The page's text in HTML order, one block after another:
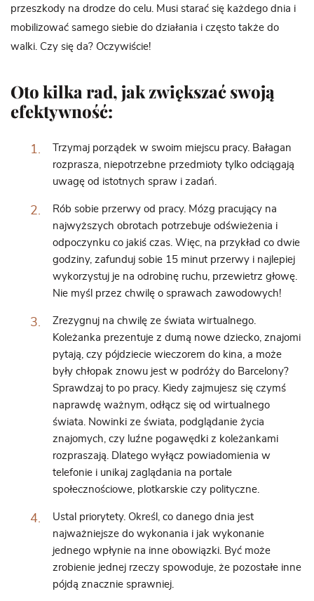
przeszkody na drodze do celu. Musi starać się każdego dnia i
mobilizować samego siebie do działania i często także do
walki. Czy się da? Oczywiście!
Oto kilka rad, jak zwiększać swoją
efektywność:
Trzymaj porządek w swoim miejscu pracy. Bałagan
rozprasza, niepotrzebne przedmioty tylko odciągają
uwagę od istotnych spraw i zadań.
Rób sobie przerwy od pracy. Mózg pracujący na
najwyższych obrotach potrzebuje odświeżenia i
odpoczynku co jakiś czas. Więc, na przykład co dwie
godziny, zafunduj sobie 15 minut przerwy i najlepiej
wykorzystuj je na odrobinę ruchu, przewietrz głowę.
Nie myśl przez chwilę o sprawach zawodowych!
Zrezygnuj na chwilę ze świata wirtualnego.
Koleżanka prezentuje z dumą nowe dziecko, znajomi
pytają, czy pójdziecie wieczorem do kina, a może
były chłopak znowu jest w podróży do Barcelony?
Sprawdzaj to po pracy. Kiedy zajmujesz się czymś
naprawdę ważnym, odłącz się od wirtualnego
świata. Nowinki ze świata, podglądanie życia
znajomych, czy luźne pogawędki z koleżankami
rozpraszają. Dlatego wyłącz powiadomienia w
telefonie i unikaj zaglądania na portale
społecznościowe, plotkarskie czy polityczne.
Ustal priorytety. Określ, co danego dnia jest
najważniejsze do wykonania i jak wykonanie
jednego wpłynie na inne obowiązki. Być może
zrobienie jednej rzeczy spowoduje, że pozostałe inne
pójdą znacznie sprawniej.